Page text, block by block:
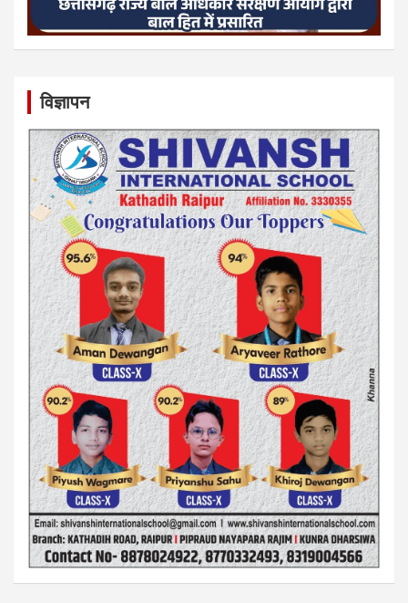
विज्ञापन